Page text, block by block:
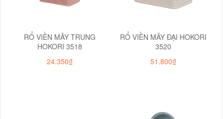
RỔ VIỀN MÂY TRUNG
HOKORI 3518
24.350₫
RỔ VIỀN MÂY ĐẠI HOKORI
3520
51.800₫